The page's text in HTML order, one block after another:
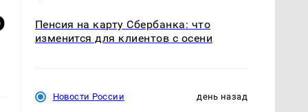
Пенсия на карту Сбербанка: что
изменится для клиентов с осени
Новости России день назад